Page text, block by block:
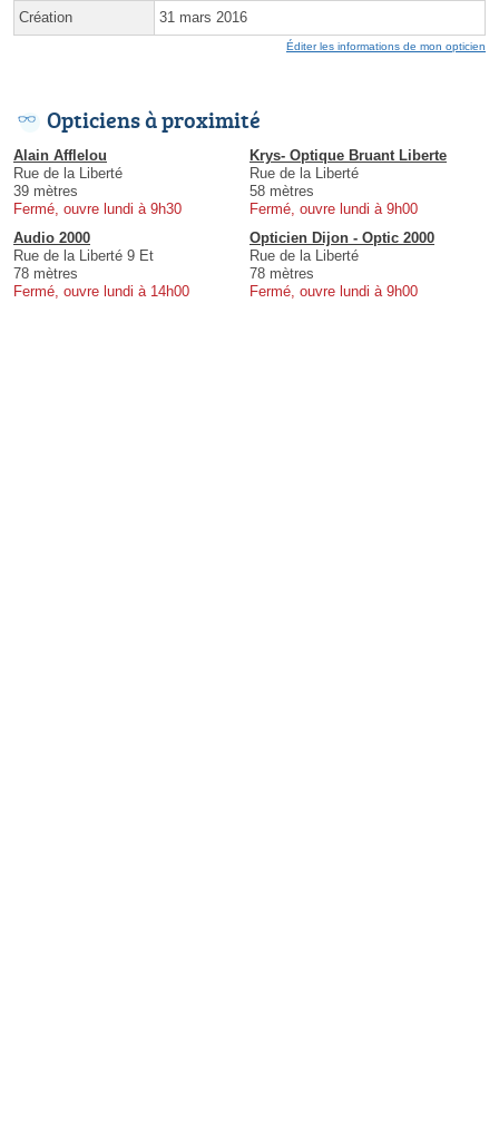
Création 31 mars 2016
Éditer les informations de mon opticien
Opticiens à proximité
Alain Afflelou
Rue de la Liberté
39 mètres
Fermé, ouvre lundi à 9h30
Krys- Optique Bruant Liberte
Rue de la Liberté
58 mètres
Fermé, ouvre lundi à 9h00
Audio 2000
Rue de la Liberté 9 Et
78 mètres
Fermé, ouvre lundi à 14h00
Opticien Dijon - Optic 2000
Rue de la Liberté
78 mètres
Fermé, ouvre lundi à 9h00